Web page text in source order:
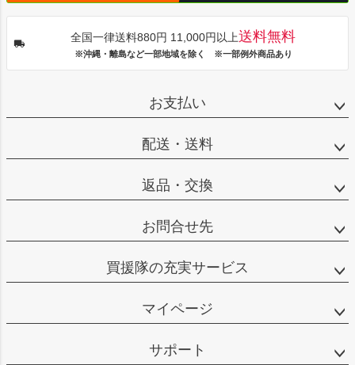
全国一律送料880円 11,000円以上送料無料
※沖縄・離島など一部地域を除く ※一部例外商品あり
お支払い
配送・送料
返品・交換
お問合せ先
買援隊の充実サービス
マイページ
サポート